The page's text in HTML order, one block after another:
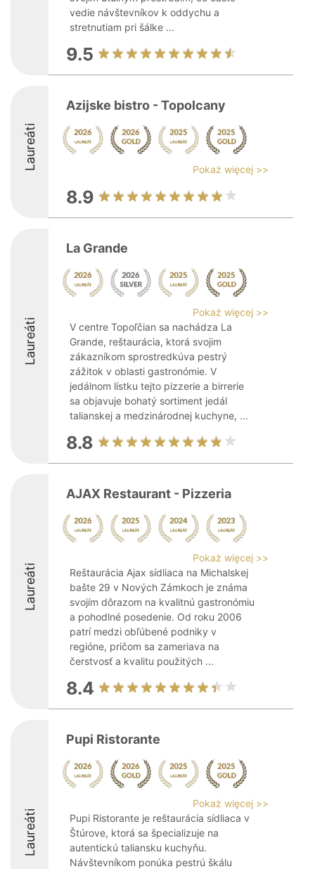
vedie návštevníkov k oddychu a
stretnutiam pri šálke ...
9.5
Laureáti
Azijske bistro - Topolcany
Pokaż więcej >>
8.9
Laureáti
La Grande
Pokaż więcej >>
V centre Topoľčian sa nachádza La
Grande, reštaurácia, ktorá svojim
zákazníkom sprostredkúva pestrý
zážitok v oblasti gastronómie. V
jedálnom lístku tejto pizzerie a birrerie
sa objavuje bohatý sortiment jedál
talianskej a medzinárodnej kuchyne, ...
8.8
Laureáti
AJAX Restaurant - Pizzeria
Pokaż więcej >>
Reštaurácia Ajax sídliaca na Michalskej
bašte 29 v Nových Zámkoch je známa
svojím dôrazom na kvalitnú gastronómiu
a pohodlné posedenie. Od roku 2006
patrí medzi obľúbené podniky v
regióne, pričom sa zameriava na
čerstvosť a kvalitu použitých ...
8.4
Laureáti
Pupi Ristorante
Pokaż więcej >>
Pupi Ristorante je reštaurácia sídliaca v
Štúrove, ktorá sa špecializuje na
autentickú taliansku kuchyňu.
Návštevníkom ponúka pestrú škálu